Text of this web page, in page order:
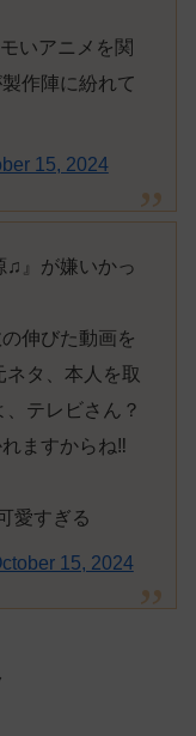
いアニメを関
作陣に紛れて
15, 2024
♫』が嫌いかっ
伸びた動画を
タ、本人を取
テレビさん？
ますからね‼
愛すぎる
15, 2024